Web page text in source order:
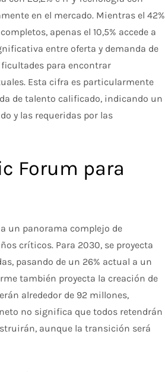
en el mercado. Mientras el 42%
apenas el 10,5% accede a
entre oferta y demanda de
para encontrar
Esta cifra es particularmente
de talento calificado, indicando un
y las requeridas por las
Forum para
un panorama complejo de
críticos. Para 2030, se proyecta
pasando de un 26% actual a un
también proyecta la creación de
alrededor de 92 millones,
no significa que todos retendrán
aunque la transición será